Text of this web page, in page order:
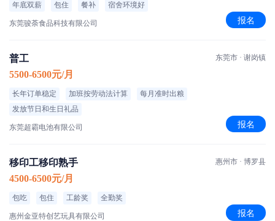
年底双薪 包住 餐补 宿舍环境好
东莞骏荼食品科技有限公司 报名
普工
5500-6500元/月
长年订单稳定 加班按劳动法计算
每月准时出粮
发放节日和生日礼品
东莞超霸电池有限公司
东莞市 · 谢岗镇
报名
移印工移印熟手
4500-6500元/月
包吃 包住 工龄奖 全勤奖
惠州金亚特创艺玩具有限公司
惠州市 · 博罗县
报名